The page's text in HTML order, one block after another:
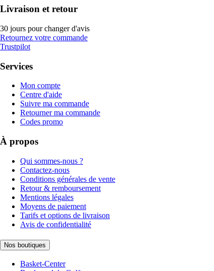
Livraison et retour
30 jours pour changer d'avis
Retournez votre commande
Trustpilot
Services
Mon compte
Centre d'aide
Suivre ma commande
Retourner ma commande
Codes promo
À propos
Qui sommes-nous ?
Contactez-nous
Conditions générales de vente
Retour & remboursement
Mentions légales
Moyens de paiement
Tarifs et options de livraison
Avis de confidentialité
Nos boutiques
Basket-Center